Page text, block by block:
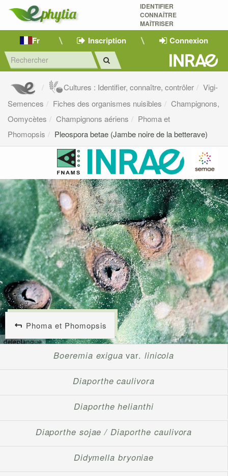
IDENTIFIER
CONNAÎTRE
MAÎTRISER
Fr Inscription Connexion
Cultures : Identifier, connaître, contrôler
Vigi-
Semences
Fiches des organismes nuisibles
Champignons,
Oomycètes
Champignons aériens
Phoma et
Phomopsis
Pleospora betae (Jambe noire de la betterave)
Phoma et Phomopsis
Boeremia exigua var. linicola
Diaporthe caulivora
Diaporthe helianthi
Diaporthe sojae / Diaporthe caulivora
Didymella bryoniae